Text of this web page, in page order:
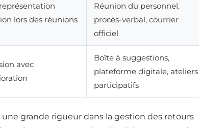
lors des réunions
Réunion du personnel,
procès-verbal, courrier
officiel
avec
Boîte à suggestions,
plateforme digitale, ateliers
participatifs
grande rigueur dans la gestion des retours